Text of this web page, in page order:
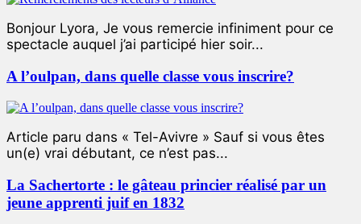
Bonjour Lyora, Je vous remercie infiniment pour ce
spectacle auquel j’ai participé hier soir...
A l’oulpan, dans quelle classe vous inscrire?
Article paru dans « Tel-Avivre » Sauf si vous êtes
un(e) vrai débutant, ce n’est pas...
La Sachertorte : le gâteau princier réalisé par un
jeune apprenti juif en 1832